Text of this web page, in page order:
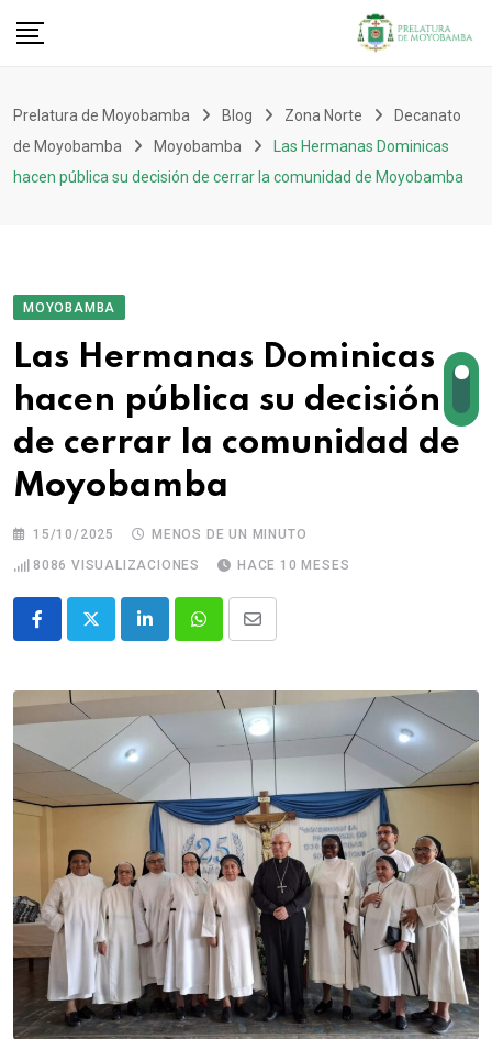
Prelatura de Moyobamba Blog Zona Norte
Decanato
de Moyobamba
Moyobamba
Las Hermanas Dominicas
hacen pública su decisión de cerrar la comunidad de Moyobamba
MOYOBAMBA
Las Hermanas Dominicas
hacen pública su decisión
de cerrar la comunidad de
Moyobamba
15/10/2025
MENOS DE UN MINUTO
8086 VISUALIZACIONES HACE 10 MESES